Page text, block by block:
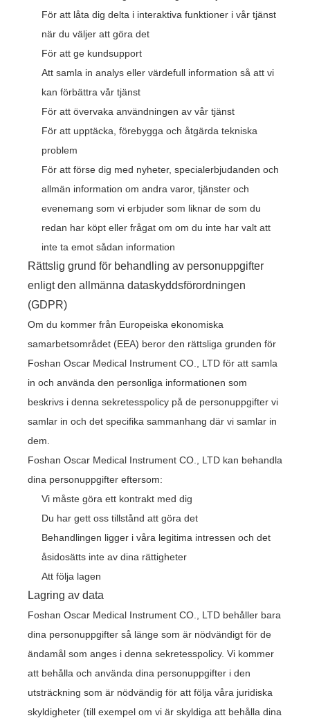
För att låta dig delta i interaktiva funktioner i vår tjänst
när du väljer att göra det
För att ge kundsupport
Att samla in analys eller värdefull information så att vi
kan förbättra vår tjänst
För att övervaka användningen av vår tjänst
För att upptäcka, förebygga och åtgärda tekniska
problem
För att förse dig med nyheter, specialerbjudanden och
allmän information om andra varor, tjänster och
evenemang som vi erbjuder som liknar de som du
redan har köpt eller frågat om om du inte har valt att
inte ta emot sådan information
Rättslig grund för behandling av personuppgifter
enligt den allmänna dataskyddsförordningen
(GDPR)
Om du kommer från Europeiska ekonomiska
samarbetsområdet (EEA) beror den rättsliga grunden för
Foshan Oscar Medical Instrument CO., LTD för att samla
in och använda den personliga informationen som
beskrivs i denna sekretesspolicy på de personuppgifter vi
samlar in och det specifika sammanhang där vi samlar in
dem.
Foshan Oscar Medical Instrument CO., LTD kan behandla
dina personuppgifter eftersom:
Vi måste göra ett kontrakt med dig
Du har gett oss tillstånd att göra det
Behandlingen ligger i våra legitima intressen och det
åsidosätts inte av dina rättigheter
Att följa lagen
Lagring av data
Foshan Oscar Medical Instrument CO., LTD behåller bara
dina personuppgifter så länge som är nödvändigt för de
ändamål som anges i denna sekretesspolicy. Vi kommer
att behålla och använda dina personuppgifter i den
utsträckning som är nödvändig för att följa våra juridiska
skyldigheter (till exempel om vi är skyldiga att behålla dina